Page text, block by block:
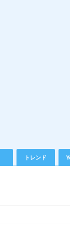
トレンド